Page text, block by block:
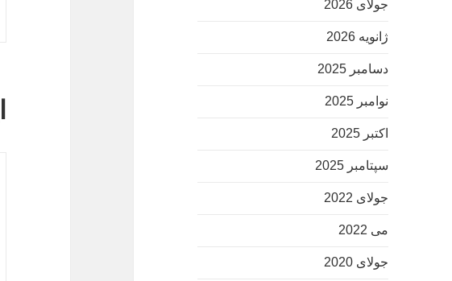
جولای 2026
ژانویه 2026
دسامبر 2025
نوامبر 2025
اکتبر 2025
سپتامبر 2025
جولای 2022
می 2022
جولای 2020